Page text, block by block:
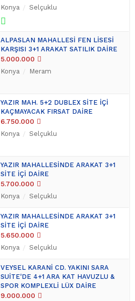
Konya Selçuklu
ALPASLAN MAHALLESİ FEN LİSESİ
KARŞISI 3+1 ARAKAT SATILIK DAİRE
5.000.000
Konya Meram
YAZIR MAH. 5+2 DUBLEX SİTE İÇİ
KAÇMAYACAK FIRSAT DAİRE
6.750.000
Konya Selçuklu
YAZIR MAHALLESİNDE ARAKAT 3+1
SİTE İÇİ DAİRE
5.700.000
Konya Selçuklu
YAZIR MAHALLESİNDE ARAKAT 3+1
SİTE İÇİ DAİRE
5.650.000
Konya Selçuklu
VEYSEL KARANİ CD. YAKINI SARA
SUİTE'DE 4+1 ARA KAT HAVUZLU &
SPOR KOMPLEXLİ LÜX DAİRE
9.000.000